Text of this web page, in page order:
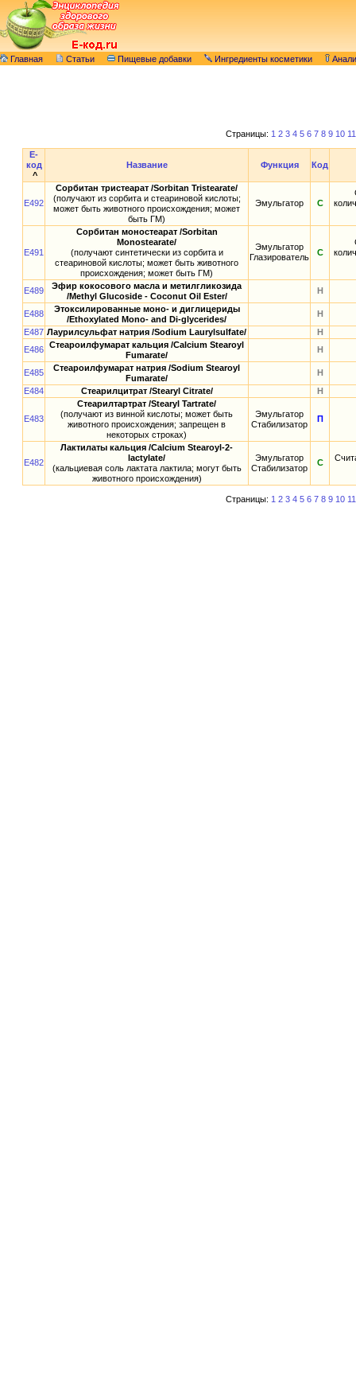
Главная Статьи Пищевые добавки Ингредиенты косметики
Страницы: 1 2 3 4 5 6 7 8 9 10 11
E-
код
^
Название Функция Код
E492
Сорбитан тристеарат /Sorbitan Tristearate/
(получают из сорбита и стеариновой кислоты;
может быть животного происхождения; может
быть ГМ)
Эмульгатор С
E491
Сорбитан моностеарат /Sorbitan
Monostearate/
(получают синтетически из сорбита и
стеариновой кислоты; может быть животного
происхождения; может быть ГМ)
Эмульгатор
Глазирователь
С
E489
Эфир кокосового масла и метилгликозида
/Methyl Glucoside - Coconut Oil Ester/
Н
E488
Этоксилированные моно- и диглицериды
/Ethoxylated Mono- and Di-glycerides/
Н
E487 Лаурилсульфат натрия /Sodium Laurylsulfate/
Н
E486 Стеароилфумарат кальция /Calcium Stearoyl
Fumarate/
Н
E485
Стеароилфумарат натрия /Sodium Stearoyl
Fumarate/
Н
E484
Стеарилцитрат /Stearyl Citrate/ Н
E483
Стеарилтартрат /Stearyl Tartrate/
(получают из винной кислоты; может быть
животного происхождения; запрещен в
некоторых строках)
Эмульгатор
Стабилизатор
П
E482
Лактилаты кальция /Calcium Stearoyl-2-
lactylate/
(кальциевая соль лактата лактила; могут быть
животного происхождения)
Эмульгатор
Стабилизатор
С
Страницы: 1 2 3 4 5 6 7 8 9 10 11